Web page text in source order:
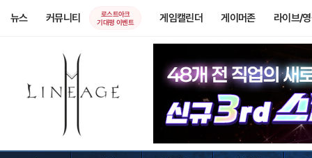
뉴스 커뮤니티
로스트아크
기대평 이벤트
게임캘린더 게이머존 라이브/